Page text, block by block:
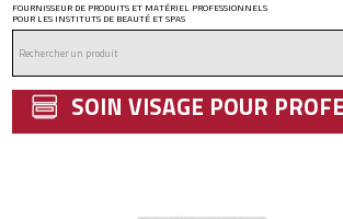
FOURNISSEUR DE PRODUITS ET MATÉRIEL PROFESSIONNELS
POUR LES INSTITUTS DE BEAUTÉ ET SPAS
SOIN VISAGE POUR